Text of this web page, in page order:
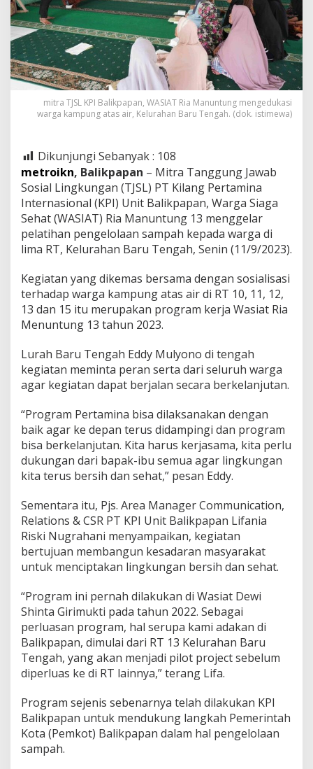
mitra TJSL KPI Balikpapan, WASIAT Ria Manuntung mengedukasi
warga kampung atas air, Kelurahan Baru Tengah. (dok. istimewa)
Dikunjungi Sebanyak : 108
metroikn, Balikpapan – Mitra Tanggung Jawab
Sosial Lingkungan (TJSL) PT Kilang Pertamina
Internasional (KPI) Unit Balikpapan, Warga Siaga
Sehat (WASIAT) Ria Manuntung 13 menggelar
pelatihan pengelolaan sampah kepada warga di
lima RT, Kelurahan Baru Tengah, Senin (11/9/2023).
Kegiatan yang dikemas bersama dengan sosialisasi
terhadap warga kampung atas air di RT 10, 11, 12,
13 dan 15 itu merupakan program kerja Wasiat Ria
Menuntung 13 tahun 2023.
Lurah Baru Tengah Eddy Mulyono di tengah
kegiatan meminta peran serta dari seluruh warga
agar kegiatan dapat berjalan secara berkelanjutan.
“Program Pertamina bisa dilaksanakan dengan
baik agar ke depan terus didampingi dan program
bisa berkelanjutan. Kita harus kerjasama, kita perlu
dukungan dari bapak-ibu semua agar lingkungan
kita terus bersih dan sehat,” pesan Eddy.
Sementara itu, Pjs. Area Manager Communication,
Relations & CSR PT KPI Unit Balikpapan Lifania
Riski Nugrahani menyampaikan, kegiatan
bertujuan membangun kesadaran masyarakat
untuk menciptakan lingkungan bersih dan sehat.
“Program ini pernah dilakukan di Wasiat Dewi
Shinta Girimukti pada tahun 2022. Sebagai
perluasan program, hal serupa kami adakan di
Balikpapan, dimulai dari RT 13 Kelurahan Baru
Tengah, yang akan menjadi pilot project sebelum
diperluas ke di RT lainnya,” terang Lifa.
Program sejenis sebenarnya telah dilakukan KPI
Balikpapan untuk mendukung langkah Pemerintah
Kota (Pemkot) Balikpapan dalam hal pengelolaan
sampah.